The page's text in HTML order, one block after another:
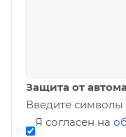
Защита от
Введите символы
Я согласен на